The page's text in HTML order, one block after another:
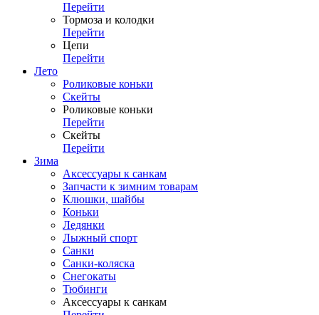
Перейти
Тормоза и колодки
Перейти
Цепи
Перейти
Лето
Роликовые коньки
Скейты
Роликовые коньки
Перейти
Скейты
Перейти
Зима
Аксессуары к санкам
Запчасти к зимним товарам
Клюшки, шайбы
Коньки
Ледянки
Лыжный спорт
Санки
Санки-коляска
Снегокаты
Тюбинги
Аксессуары к санкам